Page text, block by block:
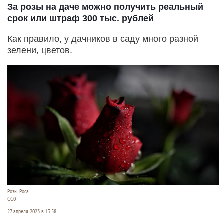
За розы на даче можно получить реальный
срок или штраф 300 тыс. рублей
Как правило, у дачников в саду много разной
зелени, цветов.
Розы. Роса
СС0
27 апреля 2023 в 13:58